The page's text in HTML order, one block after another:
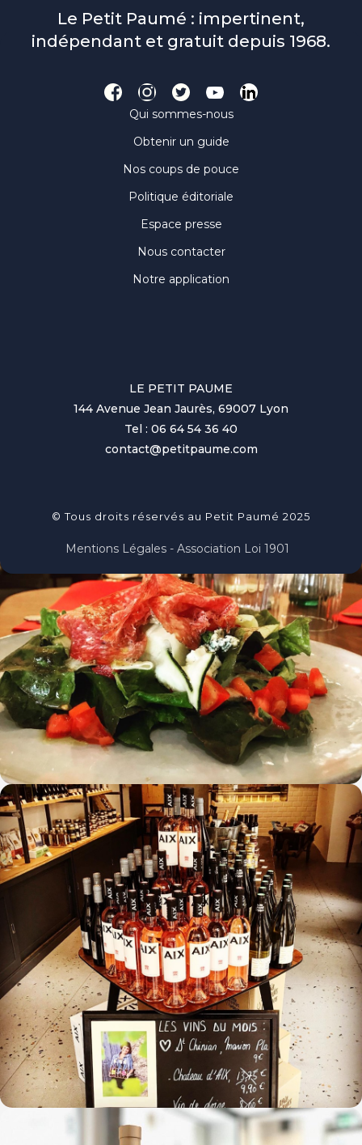
Le Petit Paumé : impertinent,
indépendant et gratuit depuis 1968.
Qui sommes-nous
Obtenir un guide
Nos coups de pouce
Politique éditoriale
Espace presse
Nous contacter
Notre application
LE PETIT PAUME
144 Avenue Jean Jaurès, 69007 Lyon
Tel : 06 64 54 36 40
contact@petitpaume.com
© Tous droits réservés au Petit Paumé 2025
Mentions Légales - Association Loi 1901